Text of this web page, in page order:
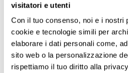
visitatori e utenti
Con il tuo consenso, noi e i nostri
cookie e tecnologie simili per
elaborare i dati personali come,
sito web o la personalizzazione
rispettiamo il tuo diritto alla
Escluso
La quota non comprende:
ESTA (USD 40 pp indicativi)
d’ingresso negli Stati Uniti,